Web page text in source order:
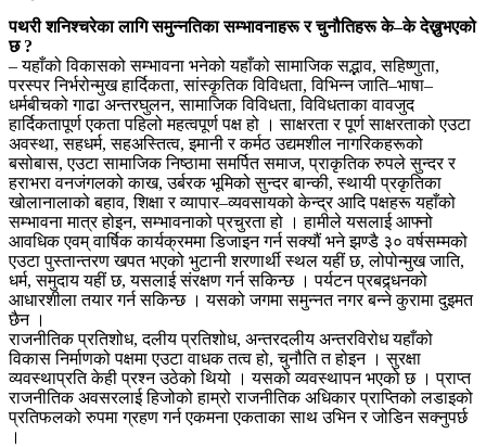
पथरी शनिश्चरेका लागि समुन्नतिका सम्भावनाहरू र चुनौतिहरू के–के देख्नुभएको
छ ?
– यहाँको विकासको सम्भावना भनेको यहाँको सामाजिक सद्भाव, सहिष्णुता,
परस्पर निर्भरोन्मुख हार्दिकता, सांस्कृतिक विविधता, विभिन्न जाति–भाषा–
धर्मबीचको गाढा अन्तरघुलन, सामाजिक विविधता, विविधताका वावजुद
हार्दिकतापूर्ण एकता पहिलो महत्वपूर्ण पक्ष हो । साक्षरता र पूर्ण साक्षरताको एउटा
अवस्था, सहधर्म, सहअस्तित्व, इमानी र कर्मठ उद्यमशील नागरिकहरूको
बसोबास, एउटा सामाजिक निष्ठामा समर्पित समाज, प्राकृतिक रुपले सुन्दर र
हराभरा वनजंगलको काख, उर्बरक भूमिको सुन्दर बान्की, स्थायी प्रकृतिका
खोलानालाको बहाव, शिक्षा र व्यापार–व्यवसायको केन्द्र आदि पक्षहरू यहाँको
सम्भावना मात्र होइन, सम्भावनाको प्रचुरता हो । हामीले यसलाई आफ्नो
आवधिक एवम् वार्षिक कार्यक्रममा डिजाइन गर्न सक्यौं भने झण्डै ३० वर्षसम्मको
एउटा पुस्तान्तरण खपत भएको भुटानी शरणार्थी स्थल यहीं छ, लोपोन्मुख जाति,
धर्म, समुदाय यहीं छ, यसलाई संरक्षण गर्न सकिन्छ । पर्यटन प्रबद्र्धनको
आधारशीला तयार गर्न सकिन्छ । यसको जगमा समुन्नत नगर बन्ने कुरामा दुइमत
छैन ।
राजनीतिक प्रतिशोध, दलीय प्रतिशोध, अन्तरदलीय अन्तरविरोध यहाँको
विकास निर्माणको पक्षमा एउटा वाधक तत्व हो, चुनौति त होइन । सुरक्षा
व्यवस्थाप्रति केही प्रश्न उठेको थियो । यसको व्यवस्थापन भएको छ । प्राप्त
राजनीतिक अवसरलाई हिजोको हाम्रो राजनीतिक अधिकार प्राप्तिको लडाइको
प्रतिफलको रुपमा ग्रहण गर्न एकमना एकताका साथ उभिन र जोडिन सक्नुपर्छ
।